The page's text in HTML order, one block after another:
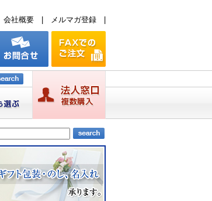
会社概要 メルマガ登録